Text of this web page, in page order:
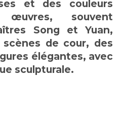
et des couleurs
œuvres, souvent
Song et Yuan,
de cour, des
élégantes, avec
sculpturale.